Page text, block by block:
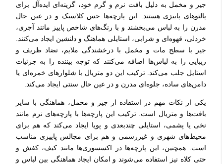
جیر و مخمل به دلیل بافت نرم و گرم خود، گزینه‌ای ایده‌آل برای
پالتوهای پاییزی هستند. این پارچه‌ها حس کلاسیک و در عین حال
مدرن را به لباس می‌بخشند و با رنگ‌های شاخص پاییز مانند آجری،
خردلی، قهوه‌ای و شرابی، استایلی هماهنگ و دلنشین ایجاد می‌کنند.
جیر با سطح مات و مخمل با درخشندگی ملایم، تضاد ظریف و
زیبایی را به لباس‌ها اضافه می‌کنند که توجه بیننده را به جزئیات
استایل جلب می‌کند. ترکیب این دو متریال با شلوارهای خمره‌ای یا
دامن‌های ساده، جلوه‌ای مدرن و در عین حال سنتی ایجاد می‌کند.
یکی از نکات مهم در استفاده از جیر و مخمل، هماهنگی با سایر
بافت‌ها و متریال است. ترکیب این پارچه‌ها با پارچه‌های نرم مانند
نخی یا پشمی، استایلی چندبعدی و پویا ایجاد می‌کند که هم برای
محیط‌های شهری و غیررسمی و هم برای مجالس پاییزی مناسب
است. همچنین، این پارچه‌ها در اکسسوری‌ها مانند کیف، کفش و
حتی کلاه نیز استفاده می‌شوند و امکان ایجاد هماهنگی بین لباس و